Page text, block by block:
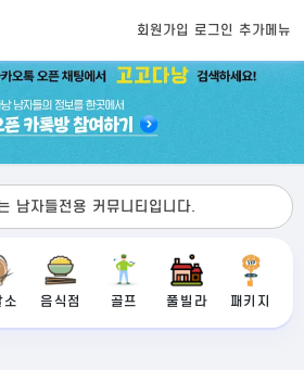
회원가입 로그인 추가메뉴
남자들전용 커뮤니티입니다.
소 음식점 골프 풀빌라 패키지